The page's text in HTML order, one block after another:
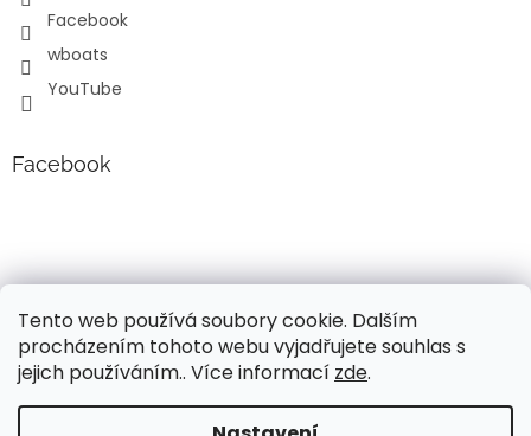
Tento web používá soubory cookie. Dalším
procházením tohoto webu vyjadřujete souhlas s
jejich používáním.. Více informací zde.
Facebook
wboats
YouTube
Facebook
Vytvořil Shoptet